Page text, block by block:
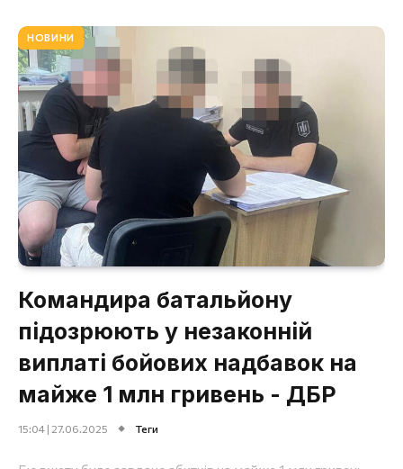
НОВИНИ
Командира батальйону
підозрюють у незаконній
виплаті бойових надбавок на
майже 1 млн гривень - ДБР
15:04 | 27.06.2025 Теги